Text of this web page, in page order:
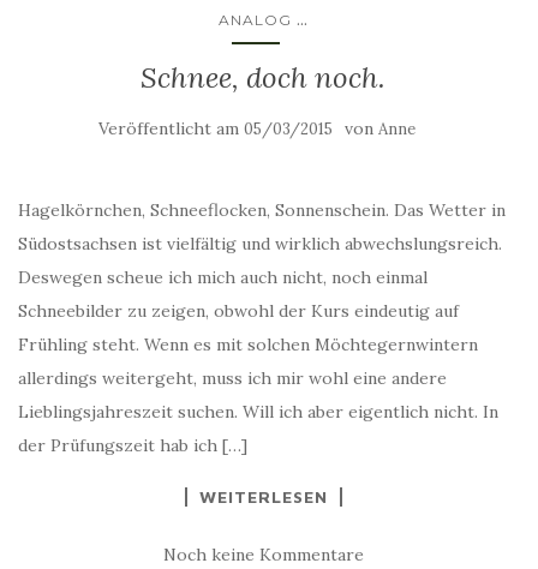
ANALOG ...
Schnee, doch noch.
Veröffentlicht am 05/03/2015 von Anne
Hagelkörnchen, Schneeflocken, Sonnenschein. Das Wetter in
Südostsachsen ist vielfältig und wirklich abwechslungsreich.
Deswegen scheue ich mich auch nicht, noch einmal
Schneebilder zu zeigen, obwohl der Kurs eindeutig auf
Frühling steht. Wenn es mit solchen Möchtegernwintern
allerdings weitergeht, muss ich mir wohl eine andere
Lieblingsjahreszeit suchen. Will ich aber eigentlich nicht. In
der Prüfungszeit hab ich […]
WEITERLESEN
Noch keine Kommentare